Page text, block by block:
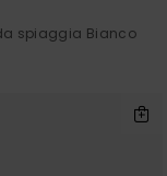
spiaggia Bianco